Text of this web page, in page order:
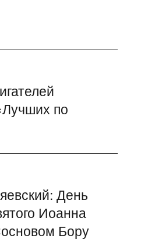
по
День
Иоанна
Бору